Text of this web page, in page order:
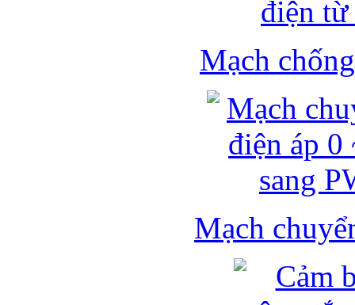
Mạch
Mạch